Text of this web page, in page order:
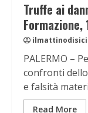
Truffe ai
PALERMO –
confronti
e falsità
Read More